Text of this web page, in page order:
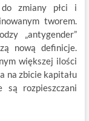
do zmiany płci i
tworem.
„antygender”
nową definicje.
większej ilości
na zbicie kapitału
są rozpieszczani